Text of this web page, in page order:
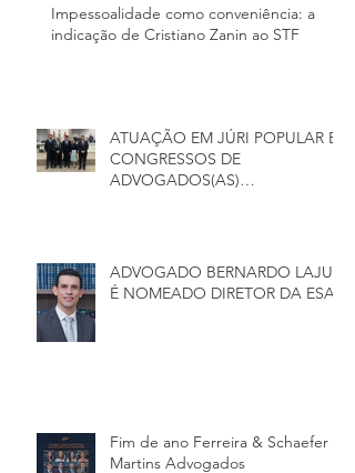
Impessoalidade como conveniência: a
indicação de Cristiano Zanin ao STF
ATUAÇÃO EM JÚRI POPULAR E
CONGRESSOS DE
ADVOGADOS(AS)
ADVOGADO BERNARDO LAJUS
É NOMEADO DIRETOR DA ESA
Fim de ano Ferreira & Schaefer
Martins Advogados